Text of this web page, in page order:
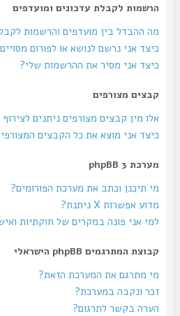
הרשמות לקבלת עדכונים ומועדפים
מה ההבדל בין מועדפים והרשמות לקבלת
כיצד אני נרשם לנושא או לפורום מסויים?
כיצד אני מסיר את ההרשמות שלי?
קבצים מצורפים
אלו מין קבצים מצורפים ניתנים לצירוף
כיצד אני מוצא את כל הקבצים המצורפים
מערכת phpBB 3
מי תיכנן וכתב את מערכת הפורומים?
מדוע אפשרות X ניתנת?
למי אני פונה במקרים של חוקתיות
קבוצת המתרגמים phpBB הישראלי
מי מתרגם את המערכת הזאת?
זכר ונקבה במערכת?
הערה בקשר לתרגום?